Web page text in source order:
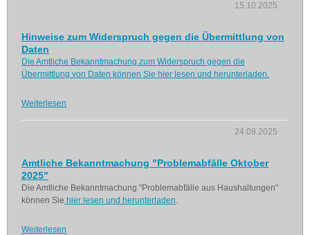
15.10.2025
Hinweise zum Widerspruch gegen die Übermittlung von
Daten
Die Amtliche Bekanntmachung zum Widerspruch gegen die
Übermittlung von Daten können Sie hier lesen und herunterladen.
Weiterlesen
24.09.2025
Amtliche Bekanntmachung "Problemabfälle Oktober
2025"
Die Amtliche Bekanntmachung "Problemabfälle aus Haushaltungen"
können Sie hier lesen und herunterladen.
Weiterlesen